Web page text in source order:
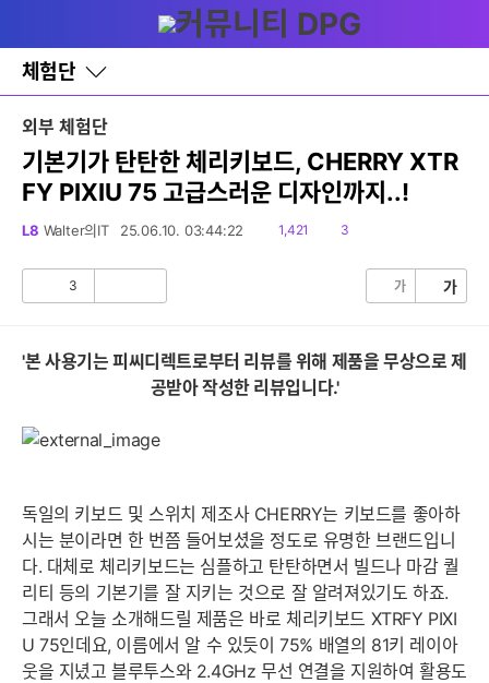
와
홈
체험단
바
로
가
기
레
이
어
토
외부 체험단
기본기가 탄탄한 체리키보드, CHERRY XTR
FY PIXIU 75 고급스러운 디자인까지..!
L8 Walter의IT 25.06.10. 03:44:22
읽
1,421
댓
3
3 가 가
'본 사용기는 피씨디렉트로부터 리뷰를 위해 제품을 무상으로 제
공받아 작성한 리뷰입니다.'
독일의 키보드 및 스위치 제조사 CHERRY는 키보드를 좋아하
시는 분이라면 한 번쯤 들어보셨을 정도로 유명한 브랜드입니
다. 대체로 체리키보드는 심플하고 탄탄하면서 빌드나 마감 퀄
리티 등의 기본기를 잘 지키는 것으로 잘 알려져있기도 하죠.
그래서 오늘 소개해드릴 제품은 바로 체리키보드 XTRFY PIXI
U 75인데요, 이름에서 알 수 있듯이 75% 배열의 81키 레이아
웃을 지녔고 블루투스와 2.4GHz 무선 연결을 지원하여 활용도